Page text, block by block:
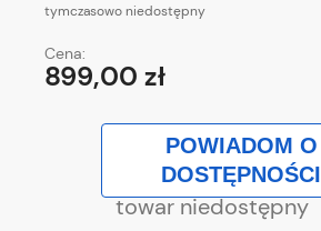
tymczasowo niedostępny
Cena:
899,00 zł
POWIADOM O
DOSTĘPNOŚCI
towar niedostępny